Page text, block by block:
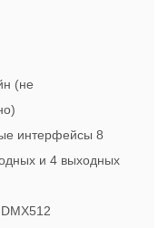
(не
интерфейсы 8
и 4 выходных